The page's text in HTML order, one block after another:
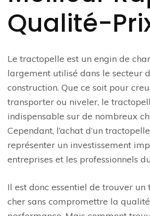
Qualité-
Le tractopelle est un engin de
largement utilisé dans le secteur
construction. Que ce soit pour
transporter ou niveler, le
indispensable sur de nombreux
Cependant, l’achat d’un
représenter un investissement
entreprises et les professionnels
Il est donc essentiel de trouver un
cher sans compromettre la